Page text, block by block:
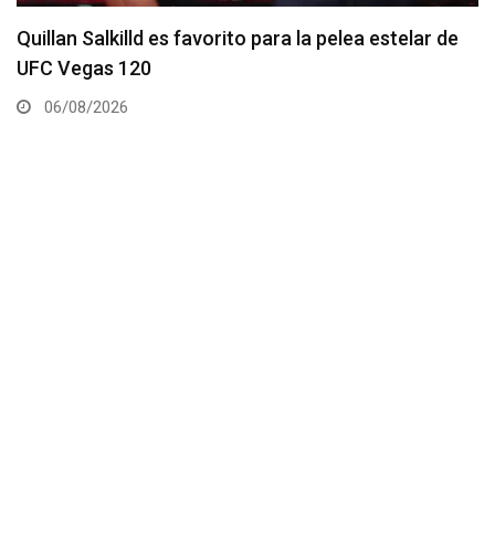
Se anuncia la cartelera completa del UFC 331
06/08/2026